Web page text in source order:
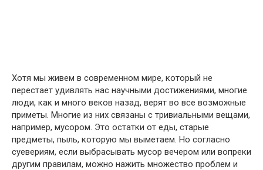
Хотя мы живем в современном мире, который не
перестает удивлять нас научными достижениями, многие
люди, как и много веков назад, верят во все возможные
приметы. Многие из них связаны с тривиальными вещами,
например, мусором. Это остатки от еды, старые
предметы, пыль, которую мы выметаем. Но согласно
суевериям, если выбрасывать мусор вечером или вопреки
другим правилам, можно нажить множество проблем и